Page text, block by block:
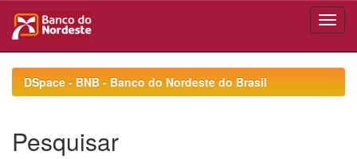
navigationDSpace - BNB - Banco do Nordeste do Brasil
Pesquisar